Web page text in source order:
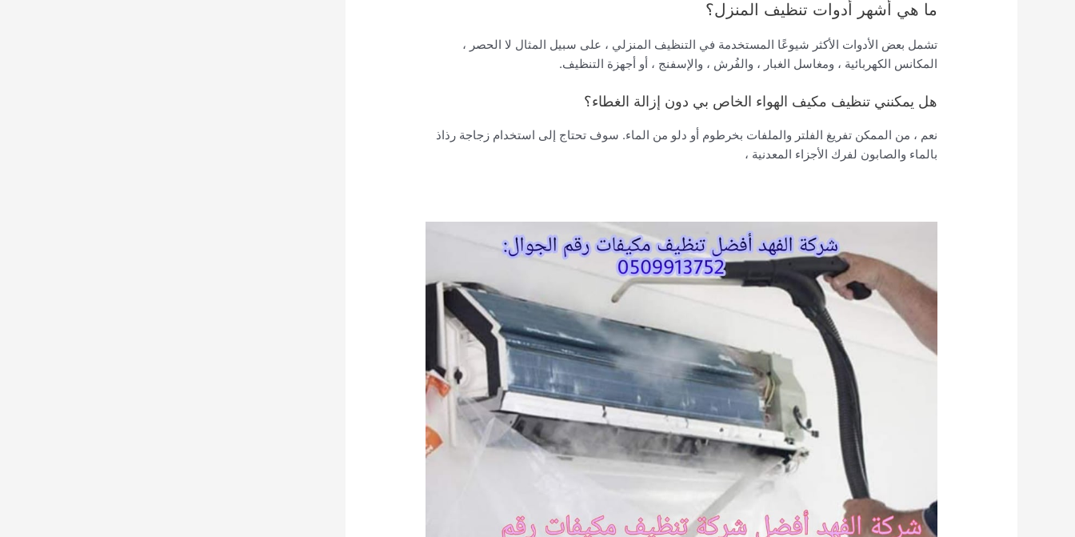
ما هي أشهر أدوات تنظيف المنزل؟
تشمل بعض الأدوات الأكثر شيوعًا المستخدمة في التنظيف المنزلي ، على سبيل المثال لا الحصر ،
المكانس الكهربائية ، ومغاسل الغبار ، والفُرش ، والإسفنج ، أو أجهزة التنظيف.
هل يمكنني تنظيف مكيف الهواء الخاص بي دون إزالة الغطاء؟
نعم ، من الممكن تفريغ الفلتر والملفات بخرطوم أو دلو من الماء. سوف تحتاج إلى استخدام زجاجة رذاذ
بالماء والصابون لفرك الأجزاء المعدنية ،